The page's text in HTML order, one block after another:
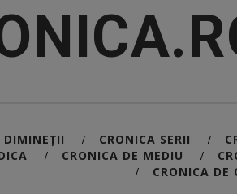
DIMINEȚII / CRONICA SERII /
/ CRONICA DE MEDIU /
/ CRONICA DE